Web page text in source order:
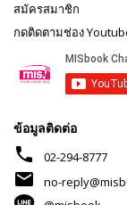
สมัครสมาชิก
กดติดตามช่อง
ข้อมูลติดต่อ
phone 02-294-8777
mail
no-